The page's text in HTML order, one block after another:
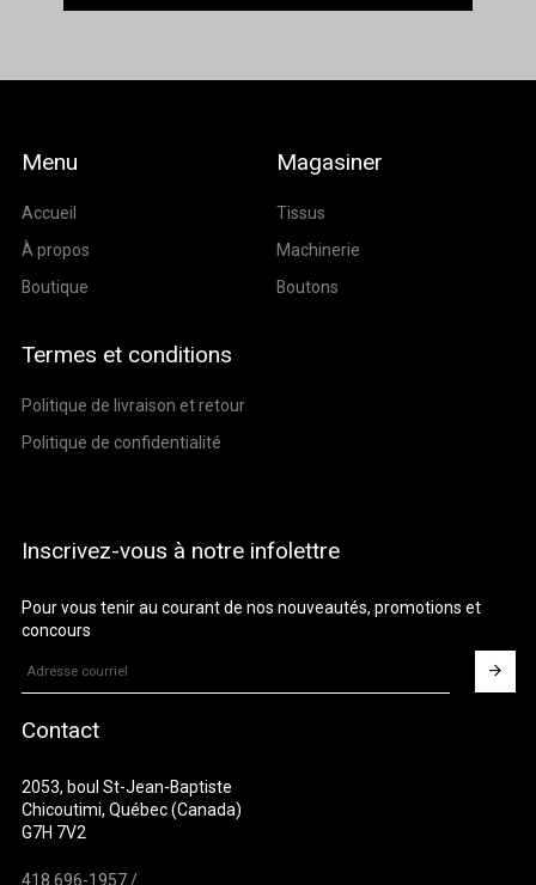
Menu
Accueil
À propos
Boutique
Magasiner
Tissus
Machinerie
Boutons
Termes et conditions
Politique de livraison et retour
Politique de confidentialité
Inscrivez-vous à notre infolettre
Pour vous tenir au courant de nos nouveautés, promotions et
concours
Contact
2053, boul St-Jean-Baptiste
Chicoutimi, Québec (Canada)
G7H 7V2
418 696-1957 /